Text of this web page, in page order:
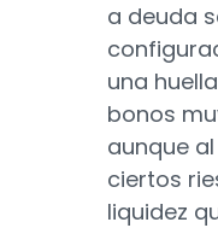
a deuda
una
bonos
aunque
ciertos
liquidez